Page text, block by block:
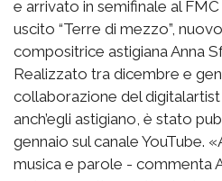
e arrivato in semifinale al
uscito “Terre di mezzo”,
compositrice astigiana Anna
Realizzato tra dicembre e
collaborazione del digitalartist
anch’egli astigiano, è stato
gennaio sul canale YouTube.
musica e parole - commenta